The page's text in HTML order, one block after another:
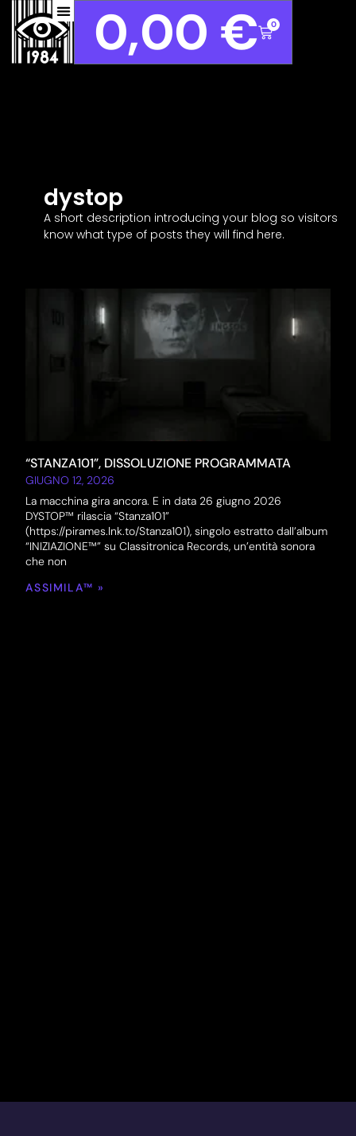
0,00 € 0
dystop
A short description introducing your blog so visitors
know what type of posts they will find here.
“STANZA101”, DISSOLUZIONE PROGRAMMATA
GIUGNO 12, 2026
La macchina gira ancora. E in data 26 giugno 2026
DYSTOP™ rilascia “Stanza101”
(https://pirames.lnk.to/Stanza101), singolo estratto dall’album
“INIZIAZIONE™” su Classitronica Records, un’entità sonora
che non
ASSIMILA™ »